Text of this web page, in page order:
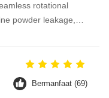
rotational
powder leakage,
Bermanfaat (69)